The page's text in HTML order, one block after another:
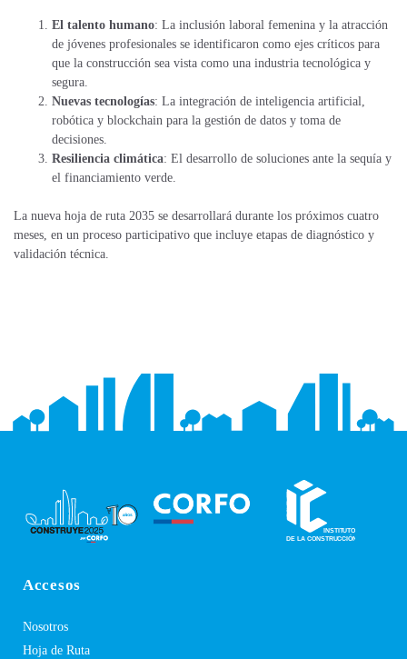
El talento humano: La inclusión laboral femenina y la atracción
de jóvenes profesionales se identificaron como ejes críticos para
que la construcción sea vista como una industria tecnológica y
segura.
Nuevas tecnologías: La integración de inteligencia artificial,
robótica y blockchain para la gestión de datos y toma de
decisiones.
Resiliencia climática: El desarrollo de soluciones ante la sequía y
el financiamiento verde.
La nueva hoja de ruta 2035 se desarrollará durante los próximos cuatro
meses, en un proceso participativo que incluye etapas de diagnóstico y
validación técnica.
Accesos
Nosotros
Hoja de Ruta